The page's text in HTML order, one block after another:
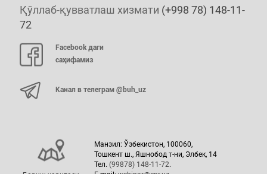
Қўллаб-қувватлаш хизмати (+998 78) 148-11-
72
Facebook даги
саҳифамиз
Канал в телеграм @buh_uz
Манзил: Ўзбекистон, 100060,
Тошкент ш., Яшнобод т-ни, Элбек, 14
Тел. (99878) 148-11-72.